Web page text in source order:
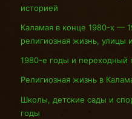
историей
Каламая в конце 1980-х —
религиозная жизнь, улицы
1980-е годы и переходный
Религиозная жизнь в
Школы, детские сады и
годы